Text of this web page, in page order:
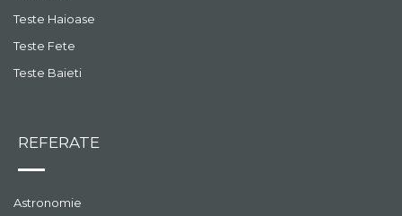
Teste Haioase
Teste Fete
Teste Baieti
REFERATE
Astronomie